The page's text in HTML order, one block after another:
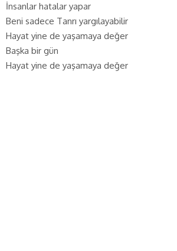
İnsanlar hatalar yapar
Beni sadece Tanrı yargılayabilir
Hayat yine de yaşamaya değer
Başka bir gün
Hayat yine de yaşamaya değer